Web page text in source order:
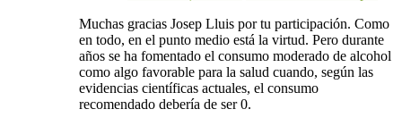
Muchas gracias Josep Lluis por tu participación. Como
en todo, en el punto medio está la virtud. Pero durante
años se ha fomentado el consumo moderado de alcohol
como algo favorable para la salud cuando, según las
evidencias científicas actuales, el consumo
recomendado debería de ser 0.